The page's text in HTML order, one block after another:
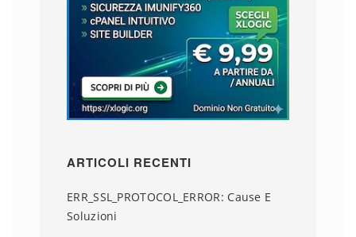
ARTICOLI RECENTI
ERR_SSL_PROTOCOL_ERROR: Cause E
Soluzioni